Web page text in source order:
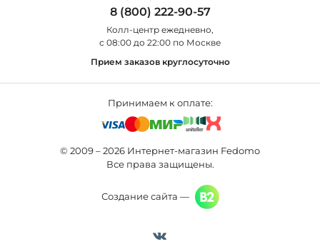
Уличные светильники
8 (800) 222-90-57
Колл-центр eжедневно,
с 08:00 до 22:00 по Москве
Прием заказов круглосуточно
Принимаем к оплате:
© 2009 – 2026 Интернет-магазин Fedomo
Все права защищены.
Создание сайта —